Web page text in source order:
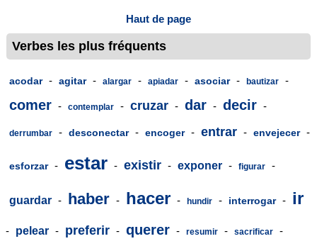
Haut de page
Verbes les plus fréquents
acodar - agitar - alargar - apiadar - asociar - bautizar -
comer - contemplar - cruzar - dar - decir -
derrumbar - desconectar - encoger - entrar - envejecer -
esforzar - estar - existir - exponer - figurar -
guardar - haber - hacer - hundir - interrogar - ir
- pelear - preferir - querer - resumir - sacrificar -